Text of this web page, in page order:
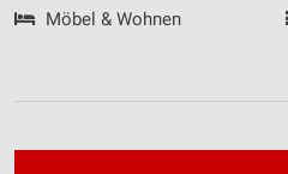
Möbel & Wohnen